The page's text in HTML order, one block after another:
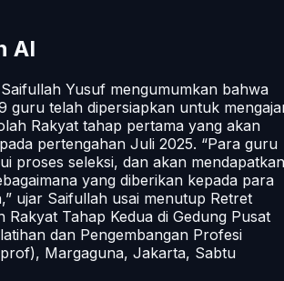
AI
Yusuf mengumumkan bahwa
guru telah dipersiapkan untuk
Rakyat tahap pertama yang akan
pertengahan Juli 2025. “Para guru
proses seleksi, dan akan mendapatkan
yang diberikan kepada para
ujar Saifullah usai menutup Retret
Rakyat Tahap Kedua di Gedung Pusat
dan Pengembangan Profesi
Margaguna, Jakarta, Sabtu